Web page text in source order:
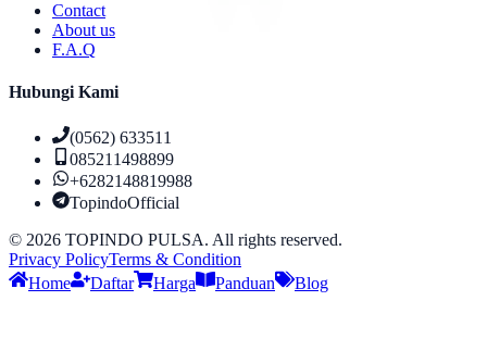
Contact
About us
F.A.Q
Hubungi Kami
(0562) 633511
085211498899
+6282148819988
TopindoOfficial
© 2026 TOPINDO PULSA. All rights reserved.
Privacy PolicyTerms & Condition
Home
Daftar Harga Panduan Blog